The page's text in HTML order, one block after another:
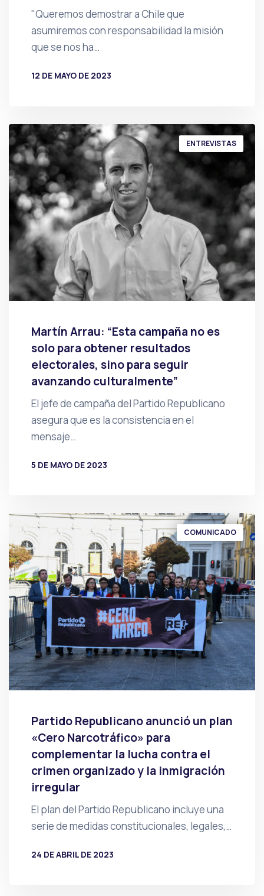
"Queremos demostrar a Chile que
asumiremos con responsabilidad la misión
que se nos ha…
12 DE MAYO DE 2023
ENTREVISTAS
Martín Arrau: “Esta campaña no es
solo para obtener resultados
electorales, sino para seguir
avanzando culturalmente”
El jefe de campaña del Partido Republicano
asegura que es la consistencia en el
mensaje…
5 DE MAYO DE 2023
COMUNICADO
Partido Republicano anunció un plan
«Cero Narcotráfico» para
complementar la lucha contra el
crimen organizado y la inmigración
irregular
El plan del Partido Republicano incluye una
serie de medidas constitucionales, legales,…
24 DE ABRIL DE 2023